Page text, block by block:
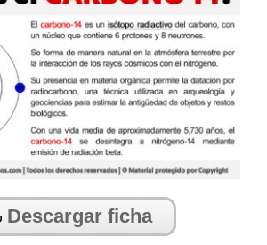
Descargar ficha